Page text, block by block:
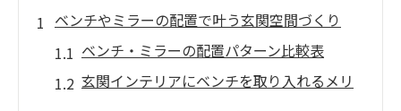
ベンチやミラーの配置で叶う玄関空間づくり
ベンチ・ミラーの配置パターン比較表
玄関インテリアにベンチを取り入れるメリ